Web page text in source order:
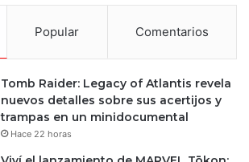
Popular Comentarios
Tomb Raider: Legacy of Atlantis revela
nuevos detalles sobre sus acertijos y
trampas en un minidocumental
Hace 22 horas